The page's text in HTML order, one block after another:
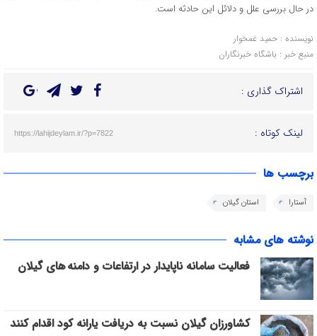
در حال بررسی علل و دلائل این حادثه است.
نویسنده : حمید غمخوار
منبع خبر : باشگاه خبرنگاران
اشتراک گذاری :
لینک کوتاه : https://lahijdeylam.ir/?p=7822
برچسب ها
آستارا استان گیلان
نوشته های مشابه
فعالیت سامانه ناپایدار در ارتفاعات و دامنه های گیلان
کشاورزان گیلان نسبت به دریافت یارانه کود اقدام کنند